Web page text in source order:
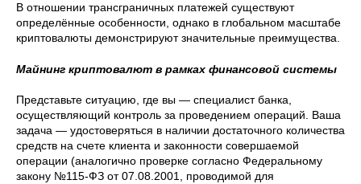
В отношении трансграничных платежей существуют
определённые особенности, однако в глобальном масштабе
криптовалюты демонстрируют значительные преимущества.
Майнинг криптовалют в рамках финансовой системы
Представьте ситуацию, где вы — специалист банка,
осуществляющий контроль за проведением операций. Ваша
задача — удостоверяться в наличии достаточного количества
средств на счете клиента и законности совершаемой
операции (аналогично проверке согласно Федеральному
закону №115-ФЗ от 07.08.2001, проводимой для